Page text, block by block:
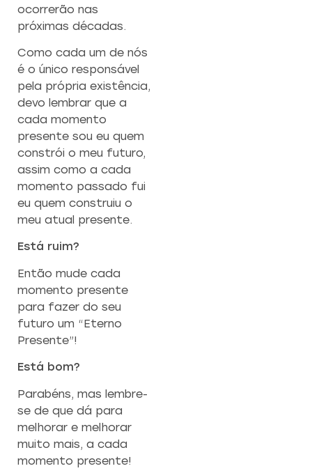
ocorrerão nas
próximas décadas.
Como cada um de nós
é o único responsável
pela própria existência,
devo lembrar que a
cada momento
presente sou eu quem
constrói o meu futuro,
assim como a cada
momento passado fui
eu quem construiu o
meu atual presente.
Está ruim?
Então mude cada
momento presente
para fazer do seu
futuro um “Eterno
Presente”!
Está bom?
Parabéns, mas lembre-
se de que dá para
melhorar e melhorar
muito mais, a cada
momento presente!